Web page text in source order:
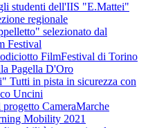
studenti dell'IIS "E.Mattei"
regionale
selezionato dal
Festival
FilmFestival di Torino
Pagella D'Oro
Tutti in pista in sicurezza con
Uncini
CameraMarche
Mobility 2021